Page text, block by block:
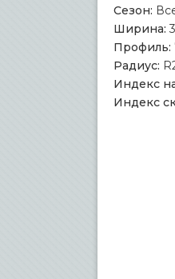
Сезон:
Ширина:
Профиль:
Радиус:
Индекс
Индекс